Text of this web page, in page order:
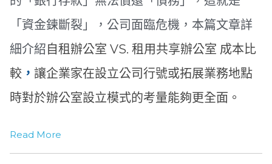
「資金鍊斷裂」，公司面臨危機，本篇文章詳
細介紹自租辦公室 VS.租用共享辦公室 成本比
較 ，讓企業家在設立公司行號或拓展業務地點
時對於辦公室設立模式的考量能夠更全面。
Read More